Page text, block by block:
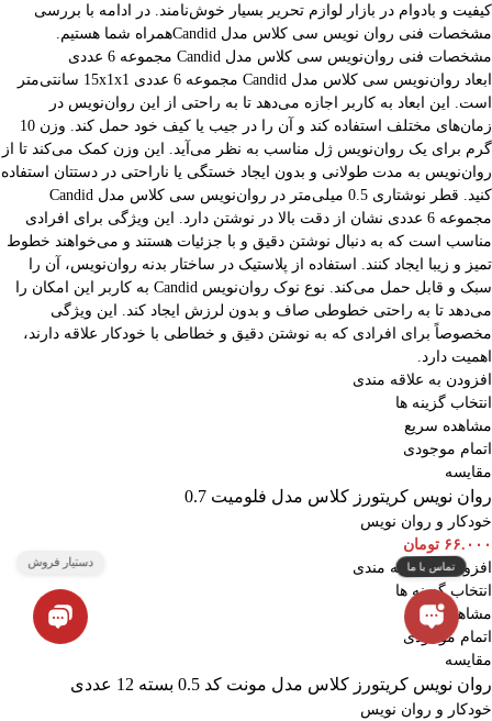
کیفیت و بادوام در بازار لوازم تحریر بسیار خوش‌نامند. در ادامه با بررسی
مشخصات فنی روان نویس سی کلاس مدل Candidهمراه شما هستیم.
مشخصات فنی روان‌نویس سی کلاس مدل Candid مجموعه 6 عددی
ابعاد روان‌نویس سی کلاس مدل Candid مجموعه 6 عددی 15x1x1 سانتی‌متر
است. این ابعاد به کاربر اجازه می‌دهد تا به راحتی از این روان‌نویس در
زمان‌های مختلف استفاده کند و آن را در جیب یا کیف خود حمل کند. وزن 10
گرم برای یک روان‌نویس ژل مناسب به نظر می‌آید. این وزن کمک می‌کند تا از
روان‌نویس به مدت طولانی و بدون ایجاد خستگی یا ناراحتی در دستتان استفاده
کنید. قطر نوشتاری 0.5 میلی‌متر در روان‌نویس سی کلاس مدل Candid
مجموعه 6 عددی نشان از دقت بالا در نوشتن دارد. این ویژگی برای افرادی
مناسب است که به دنبال نوشتن دقیق و با جزئیات هستند و می‌خواهند خطوط
تمیز و زیبا ایجاد کنند. استفاده از پلاستیک در ساختار بدنه روان‌نویس، آن را
سبک و قابل حمل می‌کند. نوع نوک روان‌نویس Candid به کاربر این امکان را
می‌دهد تا به راحتی خطوطی صاف و بدون لرزش ایجاد کند. این ویژگی
مخصوصاً برای افرادی که به نوشتن دقیق و خطاطی با خودکار علاقه دارند،
اهمیت دارد.
افزودن به علاقه مندی
انتخاب گزینه ها
مشاهده سریع
اتمام موجودی
مقایسه
روان نویس کریتورز کلاس مدل فلومیت 0.7
خودکار و روان نویس
۶۶.۰۰۰ تومان
افزودن به علاقه مندی
انتخاب گزینه ها
مشاهده سریع
اتمام موجودی
مقایسه
روان نویس کریتورز کلاس مدل مونت کد 0.5 بسته 12 عددی
خودکار و روان نویس